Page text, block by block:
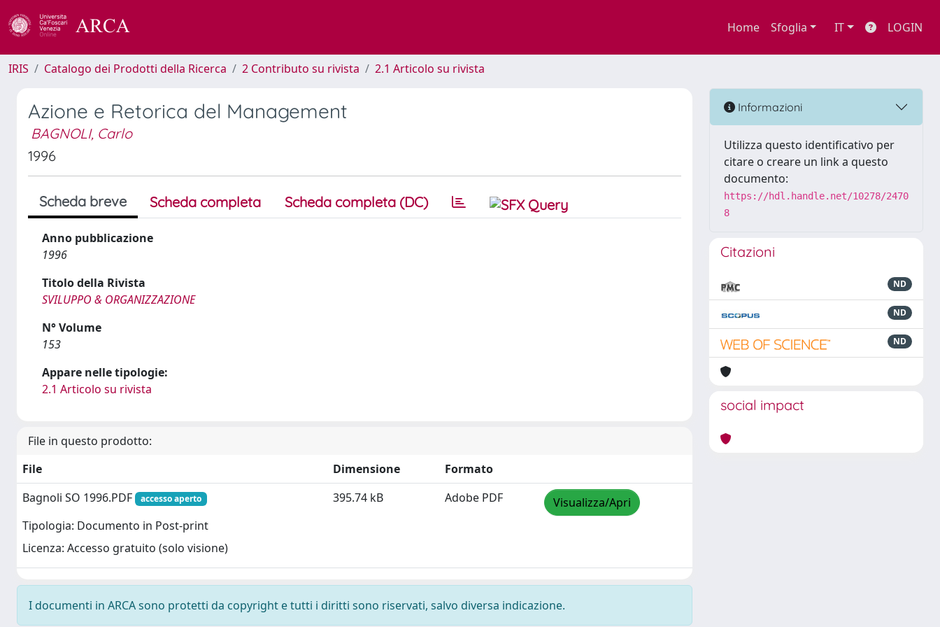
Home Sfoglia IT LOGIN
IRIS Catalogo dei Prodotti della Ricerca 2 Contributo su rivista 2.1 Articolo su rivista
Azione e Retorica del Management
BAGNOLI, Carlo
1996
Scheda breve Scheda completa Scheda completa (DC)
Anno pubblicazione
1996
Titolo della Rivista
SVILUPPO & ORGANIZZAZIONE
N° Volume
153
Appare nelle tipologie:
2.1 Articolo su rivista
File in questo prodotto:
File
Dimensione
Formato
Bagnoli SO 1996.PDF
accesso aperto
Tipologia: Documento in Post-print
Licenza: Accesso gratuito (solo visione)
395.74 kB Adobe PDF Visualizza/Apri
I documenti in ARCA sono protetti da copyright e tutti i diritti sono riservati, salvo diversa indicazione.
Informazioni
Utilizza questo identificativo per
citare o creare un link a questo
documento:
https://hdl.handle.net/10278/2470
8
Citazioni
ND
ND
ND
social impact